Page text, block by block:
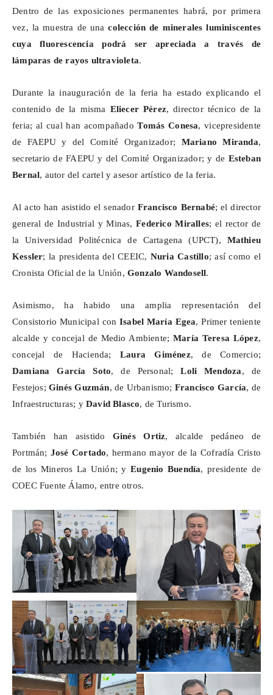
Dentro de las exposiciones permanentes habrá, por primera
vez, la muestra de unacolección de minerales luminiscentes
cuya fluorescencia podrá ser apreciada a través de
lámparas de rayos ultravioleta.
Durante la inauguración de la feria ha estado explicando el
contenido de la misma Eliecer Pérez, director técnico de la
feria; al cual han acompañadoTomás Conesa, vicepresidente
de FAEPU y del Comité Organizador; Mariano Miranda,
secretario de FAEPU y del Comité Organizador; y de Esteban
Bernal, autor del cartel y asesor artístico de la feria.
Al acto han asistido el senador Francisco Bernabé; el director
general de Industrial y Minas,Federico Miralles; el rector de
la Universidad Politécnica de Cartagena (UPCT), Mathieu
Kessler; la presidenta del CEEIC, Nuria Castillo; así como el
Cronista Oficial de la Unión, Gonzalo Wandosell.
Asimismo, ha habido una amplia representación del
Consistorio Municipal con Isabel María Egea, Primer teniente
alcalde y concejal de Medio Ambiente;María Teresa López,
concejal de Hacienda; Laura Giménez, de Comercio;
Damiana García Soto, de Personal;Loli Mendoza, de
Festejos;Ginés Guzmán, de Urbanismo; Francisco García, de
Infraestructuras; y David Blasco, de Turismo.
También han asistido Ginés Ortiz, alcalde pedáneo de
Portmán; José Cortado, hermano mayor de la Cofradía Cristo
de los Mineros La Unión; yEugenio Buendía, presidente de
COEC Fuente Álamo, entre otros.